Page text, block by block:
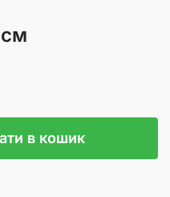
см
в кошик